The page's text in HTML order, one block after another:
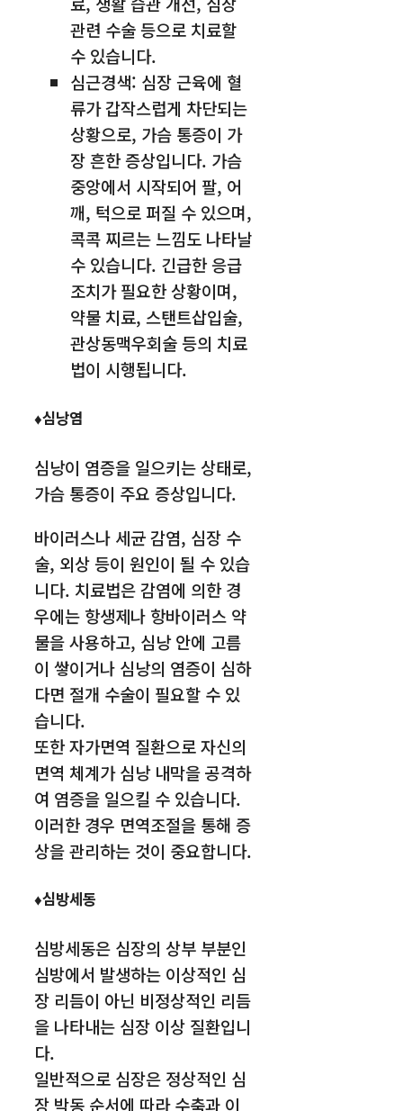
관련 수술 등으로 치료할
수 있습니다.
심근경색: 심장 근육에 혈
류가 갑작스럽게 차단되는
상황으로, 가슴 통증이 가
장 흔한 증상입니다. 가슴
중앙에서 시작되어 팔, 어
깨, 턱으로 퍼질 수 있으며,
콕콕 찌르는 느낌도 나타날
수 있습니다. 긴급한 응급
조치가 필요한 상황이며,
약물 치료, 스탠트삽입술,
관상동맥우회술 등의 치료
법이 시행됩니다.
♦심낭염
심낭이 염증을 일으키는 상태로,
가슴 통증이 주요 증상입니다.
바이러스나 세균 감염, 심장 수
술, 외상 등이 원인이 될 수 있습
니다. 치료법은 감염에 의한 경
우에는 항생제나 항바이러스 약
물을 사용하고, 심낭 안에 고름
이 쌓이거나 심낭의 염증이 심하
다면 절개 수술이 필요할 수 있
습니다.
또한 자가면역 질환으로 자신의
면역 체계가 심낭 내막을 공격하
여 염증을 일으킬 수 있습니다.
이러한 경우 면역조절을 통해 증
상을 관리하는 것이 중요합니다.
♦심방세동
심방세동은 심장의 상부 부분인
심방에서 발생하는 이상적인 심
장 리듬이 아닌 비정상적인 리듬
을 나타내는 심장 이상 질환입니
다.
일반적으로 심장은 정상적인 심
장 박동 순서에 따라 수축과 이